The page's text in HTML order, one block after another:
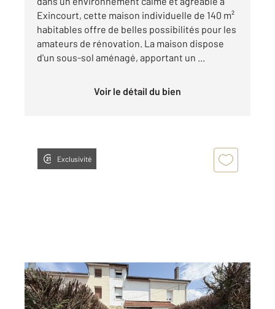
Exincourt, cette maison individuelle de 140 m²
habitables offre de belles possibilités pour les
amateurs de rénovation. La maison dispose
d'un sous-sol aménagé, apportant un ...
Voir le détail du bien
Exclusivité
AUDINCOURT 25
60 m2, 3 pièces
Ref : 34001